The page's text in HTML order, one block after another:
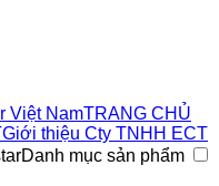
TRANG CHỦ
Giới thiệu Cty TNHH ECT
Danh mục sản phẩm